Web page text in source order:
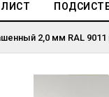
2,0 мм RAL 9011